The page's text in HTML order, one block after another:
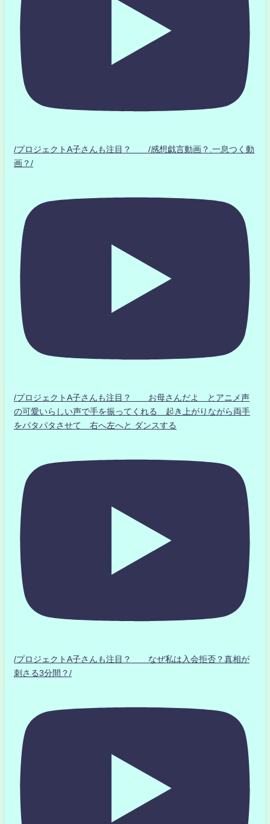
/プロジェクトA子さんも注目？ /感想戯言動画？.一息つく動
画？/
/プロジェクトA子さんも注目？ お母さんだよ とアニメ声
の可愛いらしい声で手を振ってくれる 起き上がりながら両手
をパタパタさせて 右へ左へと ダンスする
/プロジェクトA子さんも注目？ なぜ私は入会拒否？真相が
刺さる3分間？/